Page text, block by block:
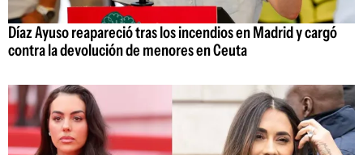
Díaz Ayuso reapareció tras los incendios en Madrid y cargó
contra la devolución de menores en Ceuta